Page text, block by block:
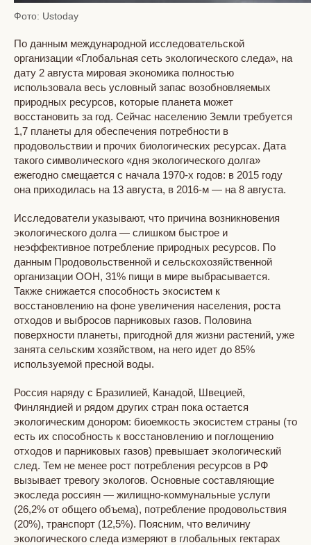
Фото: Ustoday
По данным международной исследовательской
организации «Глобальная сеть экологического следа», на
дату 2 августа мировая экономика полностью
использовала весь условный запас возобновляемых
природных ресурсов, которые планета может
восстановить за год. Сейчас населению Земли требуется
1,7 планеты для обеспечения потребности в
продовольствии и прочих биологических ресурсах. Дата
такого символического «дня экологического долга»
ежегодно смещается с начала 1970-х годов: в 2015 году
она приходилась на 13 августа, в 2016-м — на 8 августа.
Исследователи указывают, что причина возникновения
экологического долга — слишком быстрое и
неэффективное потребление природных ресурсов. По
данным Продовольственной и сельскохозяйственной
организации ООН, 31% пищи в мире выбрасывается.
Также снижается способность экосистем к
восстановлению на фоне увеличения населения, роста
отходов и выбросов парниковых газов. Половина
поверхности планеты, пригодной для жизни растений, уже
занята сельским хозяйством, на него идет до 85%
используемой пресной воды.
Россия наряду с Бразилией, Канадой, Швецией,
Финляндией и рядом других стран пока остается
экологическим донором: биоемкость экосистем страны (то
есть их способность к восстановлению и поглощению
отходов и парниковых газов) превышает экологический
след. Тем не менее рост потребления ресурсов в РФ
вызывает тревогу экологов. Основные составляющие
экоследа россиян — жилищно-коммунальные услуги
(26,2% от общего объема), потребление продовольствия
(20%), транспорт (12,5%). Поясним, что величину
экологического следа измеряют в глобальных гектарах